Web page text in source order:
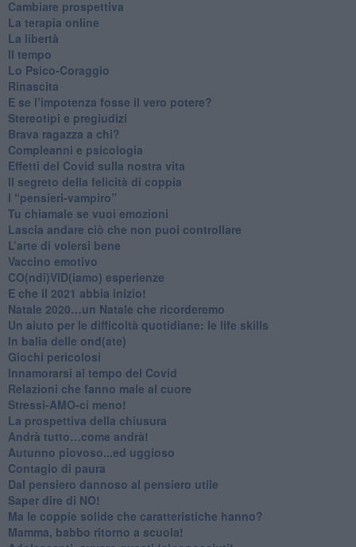
​Cambiare prospettiva
La terapia online
La libertà
​Il tempo
​Lo Psico-Coraggio
Rinascita
​E se l’impotenza fosse il vero potere?
Stereotipi e pregiudizi
​Brava ragazza a chi?
​Compleanni e psicologia
Effetti del Covid sulla nostra vita
Il segreto della felicità di coppia
​I “pensieri-vampiro”
​Tu chiamale se vuoi emozioni
​Lascia andare ciò che non puoi controllare
L’arte di volersi bene
​Vaccino emotivo
CO(ndi)VID(iamo) esperienze
​E che il 2021 abbia inizio!
​Natale 2020…un Natale che ricorderemo
Un aiuto per le difficoltà quotidiane: le life skills
​In balia delle ond(ate)
Giochi pericolosi
Innamorarsi al tempo del Covid
​Relazioni che fanno male al cuore
​Stressi-AMO-ci meno!
​La prospettiva della chiusura
​Andrà tutto…come andrà!
Autunno piovoso...ed uggioso
​Contagio di paura
​Dal pensiero dannoso al pensiero utile
​Saper dire di NO!
​Ma le coppie solide che caratteristiche hanno?
​Mamma, babbo ritorno a scuola!